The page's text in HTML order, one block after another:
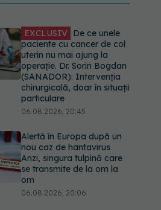
(SANADOR): Intervenția
chirurgicală, doar în situații
particulare
06.08.2026, 20:45
Alertă în Europa după un
nou caz de hantavirus
Anzi, singura tulpină care
om
06.08.2026, 20:06
Mii de angajați din
Sănătate ar putea primi
salarii mai mari.